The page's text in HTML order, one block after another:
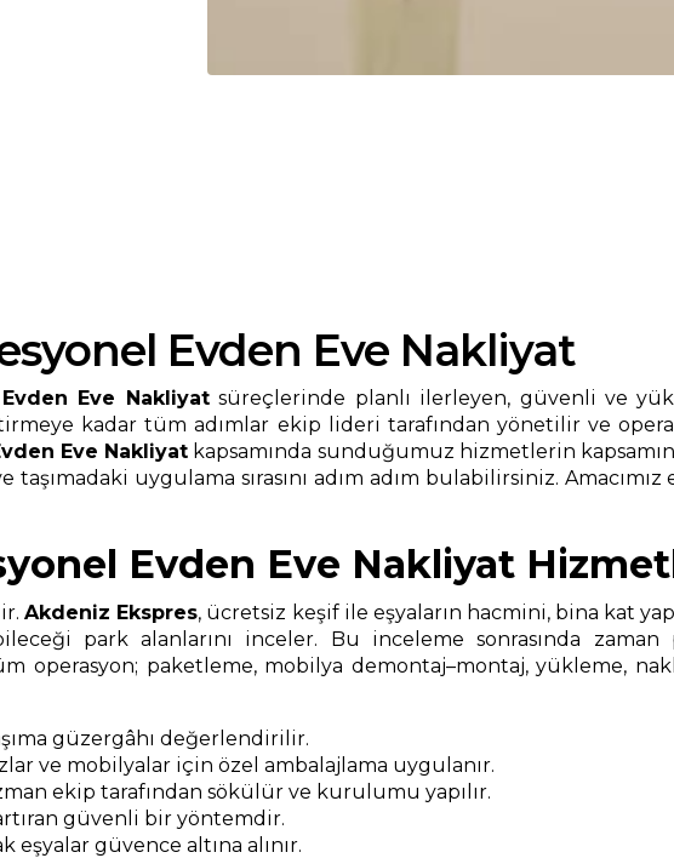
Evden Eve Nakliyat
Eve Nakliyatsüreçlerinde planlı ilerleyen, güvenli ve
kadar tüm adımlar ekip lideri tarafından yönetilir ve
Eve Nakliyat kapsamında sunduğumuz hizmetlerin
uygulama sırasını adım adım bulabilirsiniz. Amacımız
Evden Eve Nakliyat
Akdeniz Ekspres, ücretsiz keşif ile eşyaların hacmini, bina kat
park alanlarını inceler. Bu inceleme sonrasında
operasyon; paketleme, mobilya demontaj–montaj, yükleme,
güzergâhı değerlendirilir.
ve mobilyalar için özel ambalajlama uygulanır.
ekip tarafından sökülür ve kurulumu yapılır.
güvenli bir yöntemdir.
eşyalar güvence altına alınır.